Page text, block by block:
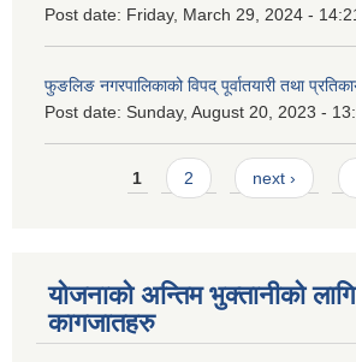
Post date: Friday, March 29, 2024 -
फुङलिङ नगरपालिकाको विपद् पूर्वातयारी तथा
Post date: Sunday, August 20, 2023 -
Pages1 2 next ›
योजनाको अन्तिम भुक्तानीको
कागजातहरु